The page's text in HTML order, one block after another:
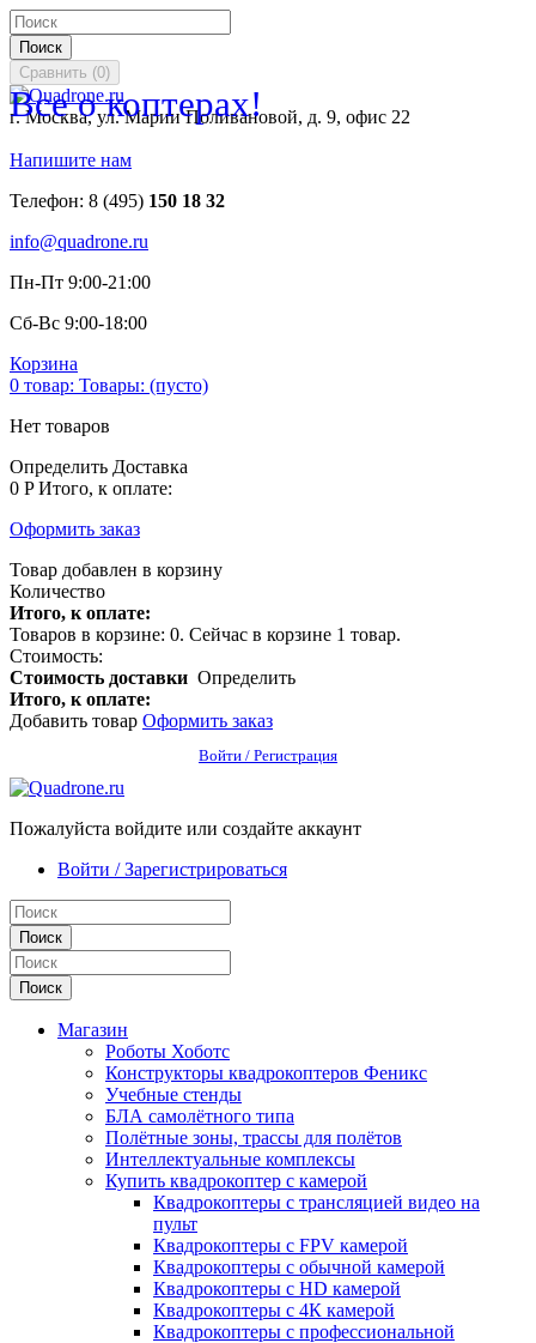
Поиск
Сравнить (0)
Все о коптерах!
г. Москва, ул. Марии Поливановой, д. 9, офис 22
Напишите нам
Телефон: 8 (495) 150 18 32
info@quadrone.ru
Пн-Пт 9:00-21:00
Сб-Вс 9:00-18:00
Корзина
0 товар: Товары: (пусто)
Нет товаров
Определить Доставка
0 P Итого, к оплате:
Оформить заказ
Товар добавлен в корзину
Количество
Итого, к оплате:
Товаров в корзине: 0. Сейчас в корзине 1 товар.
Стоимость:
Стоимость доставки Определить
Итого, к оплате:
Добавить товар Оформить заказ
Войти / Регистрация
Пожалуйста войдите или создайте аккаунт
Войти / Зарегистрироваться
Поиск
Поиск
Магазин
Роботы Хоботс
Конструкторы квадрокоптеров Феникс
Учебные стенды
БЛА самолётного типа
Полётные зоны, трассы для полётов
Интеллектуальные комплексы
Купить квадрокоптер с камерой
Квадрокоптеры с трансляцией видео на
пульт
Квадрокоптеры с FPV камерой
Квадрокоптеры с обычной камерой
Квадрокоптеры с HD камерой
Квадрокоптеры с 4К камерой
Квадрокоптеры с профессиональной